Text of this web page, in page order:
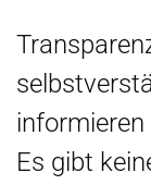
informieren
Es gibt